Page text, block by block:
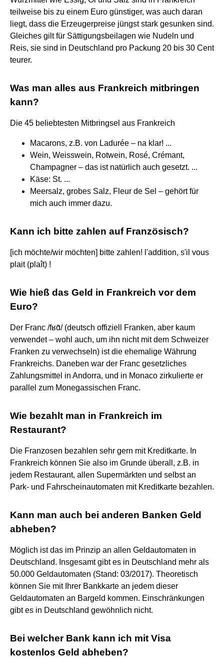
teilweise bis zu einem Euro günstiger, was auch daran
liegt, dass die Erzeugerpreise jüngst stark gesunken sind.
Gleiches gilt für Sättigungsbeilagen wie Nudeln und
Reis, sie sind in Deutschland pro Packung 20 bis 30 Cent
teurer.
Was man alles aus Frankreich mitbringen
kann?
Die 45 beliebtesten Mitbringsel aus Frankreich
Macarons, z.B. von Ladurée – na klar! ...
Wein, Weisswein, Rotwein, Rosé, Crémant,
Champagner – das ist natürlich auch gesetzt. ...
Käse: St. ...
Meersalz, grobes Salz, Fleur de Sel – gehört für
mich auch immer dazu.
Kann ich bitte zahlen auf Französisch?
[ich möchte/wir möchten] bitte zahlen! l'addition, s'il vous
plait (plaît) !
Wie hieß das Geld in Frankreich vor dem
Euro?
Der Franc /fʁɑ̃/ (deutsch offiziell Franken, aber kaum
verwendet – wohl auch, um ihn nicht mit dem Schweizer
Franken zu verwechseln) ist die ehemalige Währung
Frankreichs. Daneben war der Franc gesetzliches
Zahlungsmittel in Andorra, und in Monaco zirkulierte er
parallel zum Monegassischen Franc.
Wie bezahlt man in Frankreich im
Restaurant?
Die Franzosen bezahlen sehr gern mit Kreditkarte. In
Frankreich können Sie also im Grunde überall, z.B. in
jedem Restaurant, allen Supermärkten und selbst an
Park- und Fahrscheinautomaten mit Kreditkarte bezahlen.
Kann man auch bei anderen Banken Geld
abheben?
Möglich ist das im Prinzip an allen Geldautomaten in
Deutschland. Insgesamt gibt es in Deutschland mehr als
50.000 Geldautomaten (Stand: 03/2017). Theoretisch
können Sie mit Ihrer Bankkarte an jedem dieser
Geldautomaten an Bargeld kommen. Einschränkungen
gibt es in Deutschland gewöhnlich nicht.
Bei welcher Bank kann ich mit Visa
kostenlos Geld abheben?